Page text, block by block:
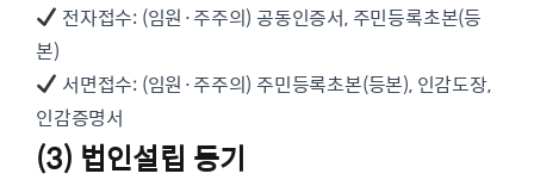
전자접수: (임원·주주의) 공동인증서, 주민등록초본(등
본)
서면접수: (임원·주주의) 주민등록초본(등본), 인감도장,
인감증명서
(3) 법인설립 등기